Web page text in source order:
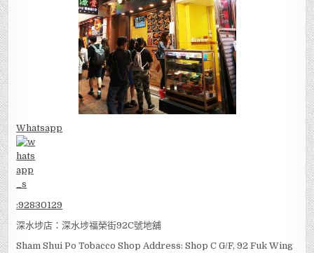
Whatsapp
:92830129
深水埗店：深水埗福榮街92C號地舖
Sham Shui Po Tobacco Shop Address: Shop C G/F, 92 Fuk Wing